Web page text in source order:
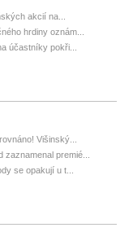
akcií na...
hrdiny oznám...
účastníky pokři...
Višinský...
premié...
se opakují u t...